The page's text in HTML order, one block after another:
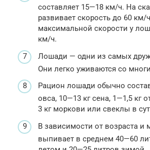
составляет 15—18 км/ч. На
развивает скорость до 60 км/
максимальной скорости у
км/ч.
Лошади — одни из самых
Они легко уживаются со
Рацион лошади обычно
овса, 10—13 кг сена, 1—1,5 кг
3 кг моркови или свеклы в
В зависимости от возраста и
выпивает в среднем 40—60